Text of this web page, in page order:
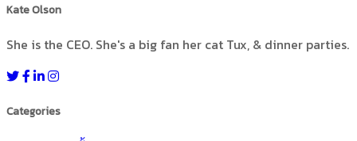
Kate Olson
She is the CEO. She's a big fan her cat Tux, & dinner parties.
Categories